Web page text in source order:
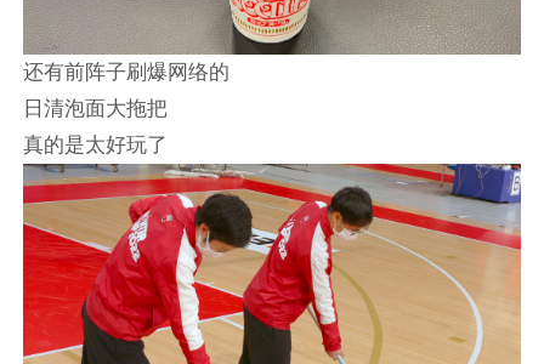
还有前阵子刷爆网络的
日清泡面大拖把
真的是太好玩了